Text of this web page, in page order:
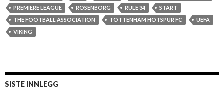
PREMIERE LEAGUE
ROSENBORG RULE 34
START
THE FOOTBALL ASSOCIATION
TOTTENHAM HOTSPUR FC
UEFA
VIKING
SISTE INNLEGG